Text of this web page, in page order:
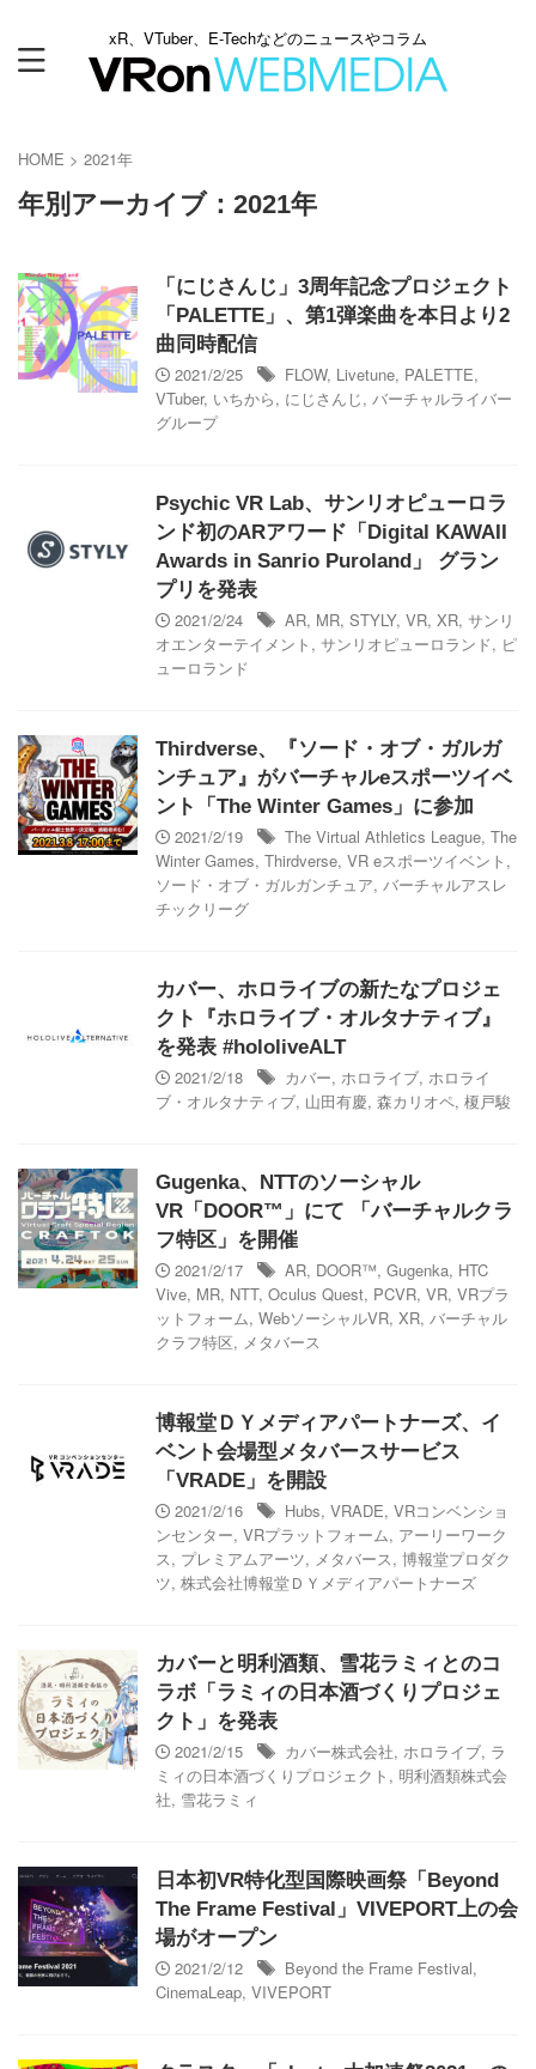
xR、VTuber、E-Techなどのニュースやコラム
HOME > 2021年
年別アーカイブ：2021年
「にじさんじ」3周年記念プロジェクト
「PALETTE」、第1弾楽曲を本日より2
曲同時配信
2021/2/25
FLOW, Livetune, PALETTE,
VTuber, いちから, にじさんじ, バーチャルライバー
グループ
Psychic VR Lab、サンリオピューロラ
ンド初のARアワード「Digital KAWAII
Awards in Sanrio Puroland」 グラン
プリを発表
2021/2/24
AR, MR, STYLY, VR, XR, サンリ
オエンターテイメント , サンリオピューロランド, ピ
ューロランド
Thirdverse、『ソード・オブ・ガルガ
ンチュア』がバーチャルeスポーツイベ
ント「The Winter Games」に参加
2021/2/19
The Virtual Athletics League, The
Winter Games, Thirdverse, VR eスポーツイベント ,
ソード・オブ・ガルガンチュア, バーチャルアスレ
チックリーグ
カバー、ホロライブの新たなプロジェ
クト『ホロライブ・オルタナティブ』
を発表 #hololiveALT
2021/2/18
カバー, ホロライブ, ホロライ
ブ・オルタナティブ, 山田有慶, 森カリオペ, 榎戸駿
Gugenka、NTTのソーシャル
VR「DOOR™」にて 「バーチャルクラ
フ特区」を開催
2021/2/17
AR, DOOR™, Gugenka, HTC
Vive, MR, NTT, Oculus Quest, PCVR, VR, VRプラ
ットフォーム, WebソーシャルVR, XR, バーチャル
クラフ特区, メタバース
博報堂ＤＹメディアパートナーズ、イ
ベント会場型メタバースサービス
「VRADE」を開設
2021/2/16
Hubs, VRADE, VRコンベンショ
ンセンター, VRプラットフォーム, アーリーワーク
ス, プレミアムアーツ, メタバース, 博報堂プロダク
ツ, 株式会社博報堂ＤＹメディアパートナーズ
カバーと明利酒類、雪花ラミィとのコ
ラボ「ラミィの日本酒づくりプロジェ
クト」を発表
2021/2/15
カバー株式会社, ホロライブ, ラ
ミィの日本酒づくりプロジェクト , 明利酒類株式会
社, 雪花ラミィ
日本初VR特化型国際映画祭「Beyond
The Frame Festival」VIVEPORT上の会
場がオープン
2021/2/12
Beyond the Frame Festival,
CinemaLeap, VIVEPORT